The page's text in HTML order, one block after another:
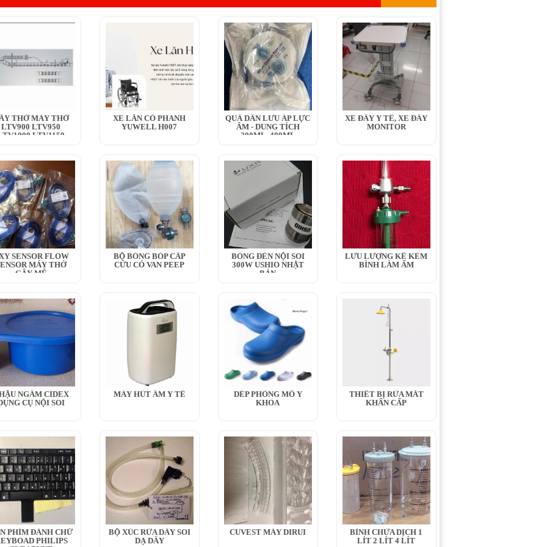
THỞ MÁY THỞ
LTV900 LTV950
LTV1150
XE LĂN CÓ PHANH
YUWELL H007
QUẢ DẪN LƯU ÁP LỰC
ÂM - DUNG TÍCH
200ML, 400ML
XE ĐẨY Y TẾ, XE ĐẨY
MONITOR
SENSOR FLOW
MÁY THỞ
GÂY MÊ
BỘ BÓNG BÓP CẤP
CỨU CÓ VAN PEEP
BÓNG ĐÈN NỘI SOI
300W USHIO NHẬT
BẢN
LƯU LƯỢNG KẾ KÈM
BÌNH LÀM ẨM
NGÂM CIDEX
CỤ NỘI SOI
MÁY HÚT ẨM Y TẾ
DÉP PHÒNG MỔ Y
KHOA
THIẾT BỊ RỬA MẮT
KHẨN CẤP
PHÍM ĐÁNH CHỮ
PHILIPS
BỘ XÚC RỬA DÂY SOI
DẠ DÀY
CUVEST MÁY DIRUI
BÌNH CHỨA DỊCH 1
LÍT 2 LÍT 4 LÍT